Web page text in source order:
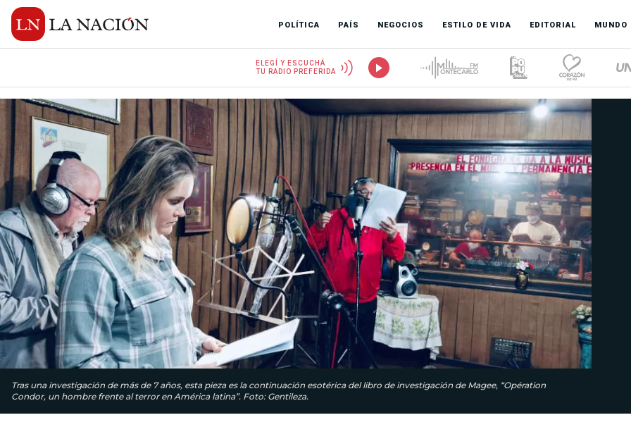
POLÍTICA PAÍS NEGOCIOS ESTILO DE VIDA EDITORIAL MUNDO
ELEGÍ Y ESCUCHÁ
TU RADIO PREFERIDA
Tras una investigación de más de 7 años, esta pieza es la continuación esotérica del libro de investigación de Magee, “Opération
Condor, un hombre frente al terror en América latina”. Foto: Gentileza.